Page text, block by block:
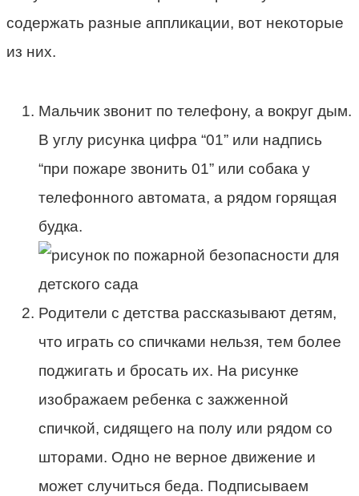
содержать разные аппликации, вот некоторые
из них.
Мальчик звонит по телефону, а вокруг дым.
В углу рисунка цифра “01” или надпись
“при пожаре звонить 01” или собака у
телефонного автомата, а рядом горящая
будка.
Родители с детства рассказывают детям,
что играть со спичками нельзя, тем более
поджигать и бросать их. На рисунке
изображаем ребенка с зажженной
спичкой, сидящего на полу или рядом со
шторами. Одно не верное движение и
может случиться беда. Подписываем